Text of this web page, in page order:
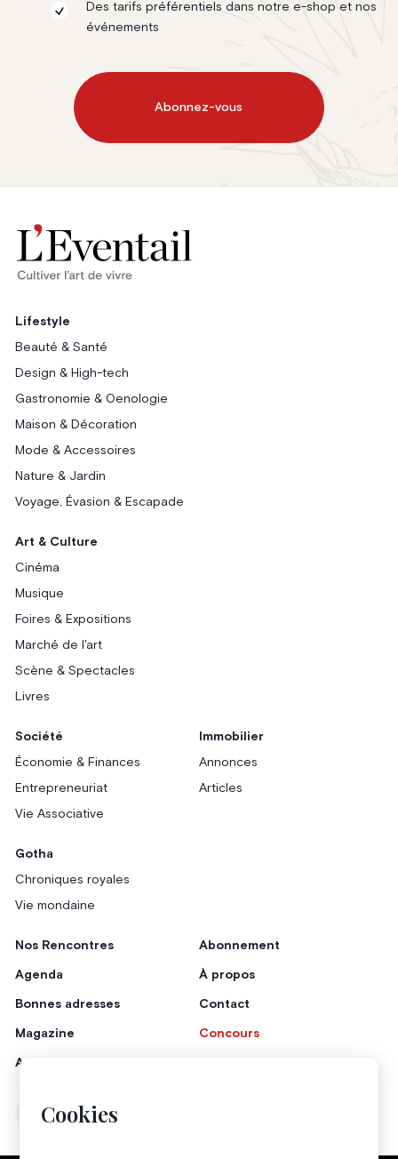
Cookies
Des tarifs préférentiels dans notre e-shop et nos
événements
Abonnez-vous
Lifestyle
Beauté & Santé
Design & High-tech
Gastronomie & Oenologie
Maison & Décoration
Mode & Accessoires
Nature & Jardin
Voyage, Évasion & Escapade
Art & Culture
Cinéma
Musique
Foires & Expositions
Marché de l'art
Scène & Spectacles
Livres
Société
Économie & Finances
Entrepreneuriat
Vie Associative
Immobilier
Annonces
Articles
Gotha
Chroniques royales
Vie mondaine
Nos Rencontres
Agenda
Bonnes adresses
Magazine
Annonceurs
Abonnement
À propos
Contact
Concours
Instagram